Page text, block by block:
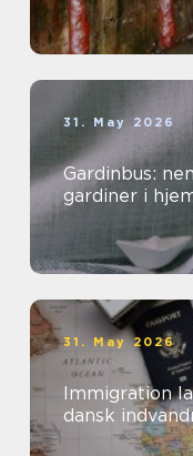
31. May 2026
Gardinbus:
gardiner i
31. May 2026
Immigration
dansk